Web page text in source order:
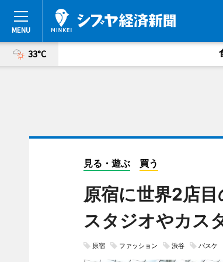
33°C
見る・遊ぶ 買う
原宿に世界2店
スタジオやカス
原宿 ファッション 渋谷 バスケ